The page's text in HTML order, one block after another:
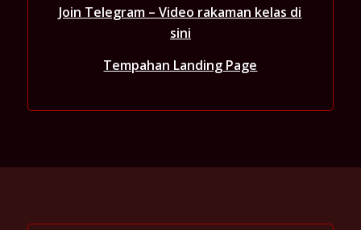
Join Telegram – Video rakaman kelas di
sini
Tempahan Landing Page